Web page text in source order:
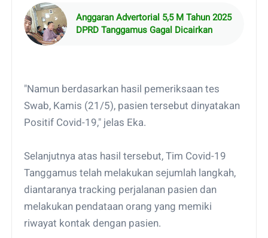
Anggaran Advertorial 5,5 M Tahun 2025
DPRD Tanggamus Gagal Dicairkan
"Namun berdasarkan hasil pemeriksaan tes
Swab, Kamis (21/5), pasien tersebut dinyatakan
Positif Covid-19," jelas Eka.
Selanjutnya atas hasil tersebut, Tim Covid-19
Tanggamus telah melakukan sejumlah langkah,
diantaranya tracking perjalanan pasien dan
melakukan pendataan orang yang memiki
riwayat kontak dengan pasien.